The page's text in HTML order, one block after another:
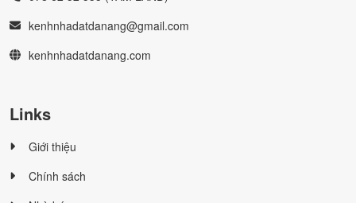
kenhnhadatdanang@gmail.com
kenhnhadatdanang.com
Links
Giới thiệu
Chính sách